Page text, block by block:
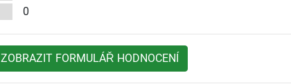
0
ZOBRAZIT FORMULÁŘ HODNOCENÍ